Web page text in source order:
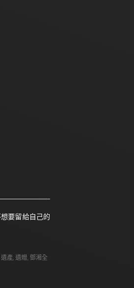
要留給自己的
遺產,遺贈, 鄧湘全